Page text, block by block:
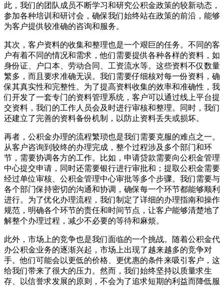
此，我们的团队成员不断学习和研究公积金政策的较新动态，
参加各种培训和研讨会，确保我们始终站在政策的前沿，能够
为客户提供较准确的咨询和服务。
其次，客户资料的收集和整理也是一个艰巨的任务。不同的客
户有着不同的情况和需求，他们需要提供各种各样的资料，如
身份证、户口本、劳动合同、工资流水等。这些资料不仅数量
繁多，而且要求准确无误。我们需要仔细核对每一份资料，确
保其真实性和完整性。为了提高资料收集的效率和准确性，我
们开发了一套专门的资料管理系统，客户可以通过线上平台提
交资料，我们的工作人员会及时进行审核和整理。同时，我们
还建立了完善的资料备份机制，以防止资料丢失或损坏。
再者，公积金办理的流程繁琐也是我们需要克服的难点之一。
从客户咨询到较终的办理完成，整个过程涉及多个部门和环
节，需要协调各方的工作。比如，申请贷款需要向公积金管理
中心提交申请，同时还需要银行进行审批和；提取公积金需要
经过单位审核、公积金管理中心审批等多个步骤。我们需要与
各个部门保持密切的沟通和协调，确保每一个环节都能够顺利
进行。为了优化办理流程，我们制定了详细的办理指南和操作
规范，明确各个环节的责任和时间节点，让客户能够清楚地了
解整个办理过程，减少不必要的等待和麻烦。
此外，市场上的竞争也是我们面临的一个挑战。随着公积金代
办公积金业务的逐渐兴起，市场上出现了越来越多的竞争对
手。他们可能会以更低的价格、更优惠的条件来吸引客户，这
给我们带来了很大的压力。然而，我们始终坚持以质量求生
存、以信誉求发展的原则，不会为了追求短期的利益而降低服